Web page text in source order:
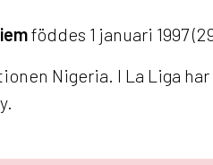
föddes 1 januari 1997
Nigeria. I La Liga